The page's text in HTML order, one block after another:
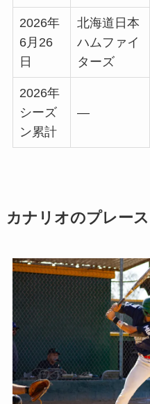
2026年
6月26
日
北海道日本
ハムファイ
ターズ
2026年
シーズ
ン累計
―
カナリオのプレー